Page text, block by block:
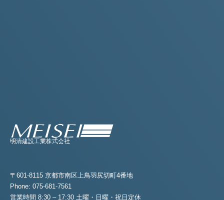
明清建設工業株式会社
〒601-8115 京都市南区上鳥羽尻切町4番地
Phone: 075-681-7561
営業時間 8:30 – 17:30 土曜・日曜・祝日定休